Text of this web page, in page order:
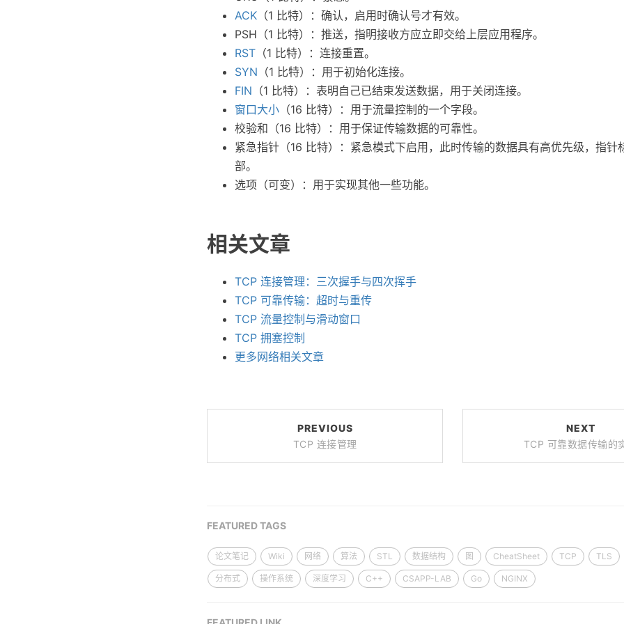
ACK （1 比特）：确认，启用时确认号才有效。
PSH（1 比特）：推送，指明接收方应立即交给上层应用程序。
RST （1 比特）：连接重置。
SYN （1 比特）：用于初始化连接。
FIN （1 比特）：表明自己已结束发送数据，用于关闭连接。
窗口大小 （16 比特）：用于流量控制的一个字段。
校验和（16 比特）：用于保证传输数据的可靠性。
紧急指针（16 比特）：紧急模式下启用，此时传输的数据具有高优先级，指针
部。
选项（可变）：用于实现其他一些功能。
相关文章
TCP 连接管理：三次握手与四次挥手
TCP 可靠传输：超时与重传
TCP 流量控制与滑动窗口
TCP 拥塞控制
更多网络相关文章
PREVIOUS
TCP 连接管理
NEXT
TCP 可靠数据传输的
FEATURED TAGS
论文笔记 Wiki 网络 算法 STL 数据结构 图 CheatSheet TCP TLS
分布式 操作系统 深度学习 C++ CSAPP-LAB Go NGINX